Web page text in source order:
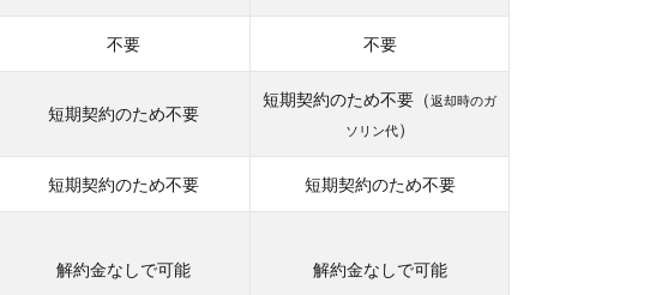
不要 不要
短期契約のため不要
短期契約のため不要（返却時のガ
ソリン代）
短期契約のため不要 短期契約のため不要
解約金なしで可能 解約金なしで可能